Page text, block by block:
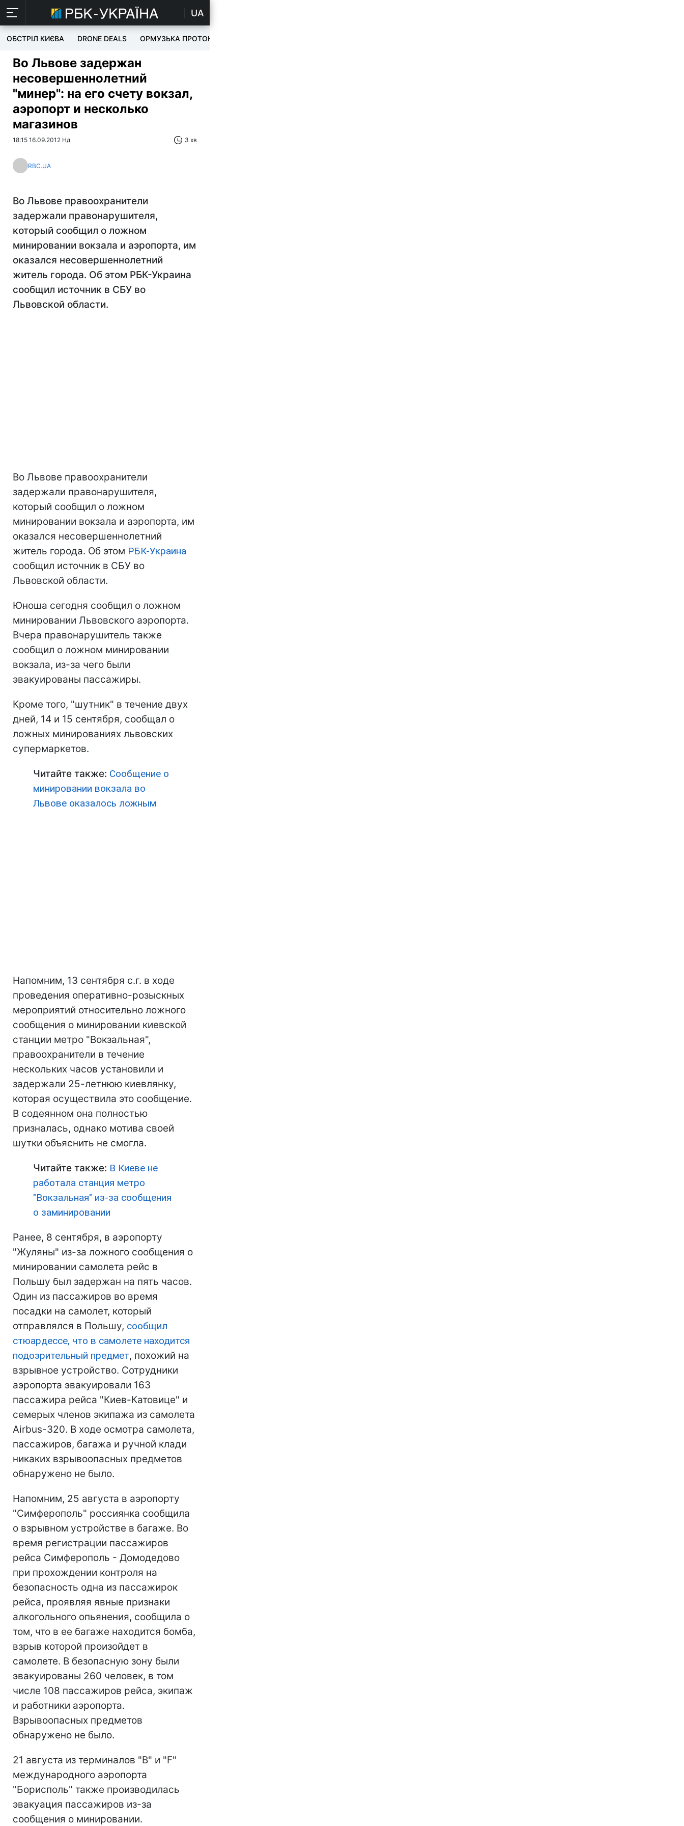
UA
ОБСТРІЛ КИЄВА DRONE DEALS ОРМУЗЬКА ПРОТОКА
Во Львове задержан
несовершеннолетний
"минер": на его счету вокзал,
аэропорт и несколько
магазинов
18:15 16.09.2012 Нд 3 хв
RBC.UA
Во Львове правоохранители
задержали правонарушителя,
который сообщил о ложном
минировании вокзала и аэропорта, им
оказался несовершеннолетний
житель города. Об этом РБК-Украина
сообщил источник в СБУ во
Львовской области.
Во Львове правоохранители
задержали правонарушителя,
который сообщил о ложном
минировании вокзала и аэропорта, им
оказался несовершеннолетний
житель города. Об этом РБК-Украина
сообщил источник в СБУ во
Львовской области.
Юноша сегодня сообщил о ложном
минировании Львовского аэропорта.
Вчера правонарушитель также
сообщил о ложном минировании
вокзала, из-за чего были
эвакуированы пассажиры.
Кроме того, "шутник" в течение двух
дней, 14 и 15 сентября, сообщал о
ложных минированиях львовских
супермаркетов.
Читайте также: Сообщение о
минировании вокзала во
Львове оказалось ложным
Напомним, 13 сентября с.г. в ходе
проведения оперативно-розыскных
мероприятий относительно ложного
сообщения о минировании киевской
станции метро "Вокзальная",
правоохранители в течение
нескольких часов установили и
задержали 25-летнюю киевлянку,
которая осуществила это сообщение.
В содеянном она полностью
призналась, однако мотива своей
шутки объяснить не смогла.
Читайте также: В Киеве не
работала станция метро
"Вокзальная" из-за сообщения
о заминировании
Ранее, 8 сентября, в аэропорту
"Жуляны" из-за ложного сообщения о
минировании самолета рейс в
Польшу был задержан на пять часов.
Один из пассажиров во время
посадки на самолет, который
отправлялся в Польшу, сообщил
стюардессе, что в самолете находится
подозрительный предмет, похожий на
взрывное устройство. Сотрудники
аэропорта эвакуировали 163
пассажира рейса "Киев-Катовице" и
семерых членов экипажа из самолета
Airbus-320. В ходе осмотра самолета,
пассажиров, багажа и ручной клади
никаких взрывоопасных предметов
обнаружено не было.
Напомним, 25 августа в аэропорту
"Симферополь" россиянка сообщила
о взрывном устройстве в багаже. Во
время регистрации пассажиров
рейса Симферополь - Домодедово
при прохождении контроля на
безопасность одна из пассажирок
рейса, проявляя явные признаки
алкогольного опьянения, сообщила о
том, что в ее багаже ​​находится бомба,
взрыв которой произойдет в
самолете. В безопасную зону были
эвакуированы 260 человек, в том
числе 108 пассажиров рейса, экипаж
и работники аэропорта.
Взрывоопасных предметов
обнаружено не было.
21 августа из терминалов "B" и "F"
международного аэропорта
"Борисполь" также производилась
эвакуация пассажиров из-за
сообщения о минировании.